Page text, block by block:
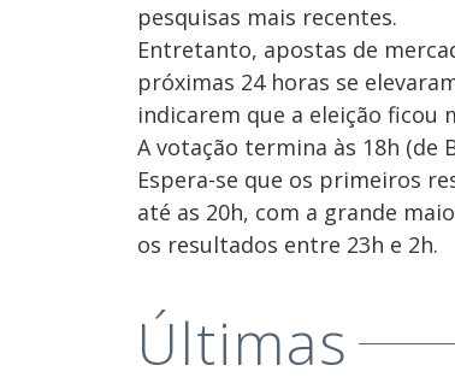
pesquisas mais recentes.
Entretanto, apostas de
próximas 24 horas se
indicarem que a eleição
A votação termina às 18h (de
Espera-se que os primeiros
até as 20h, com a grande
os resultados entre 23h e 2h.
Últimas